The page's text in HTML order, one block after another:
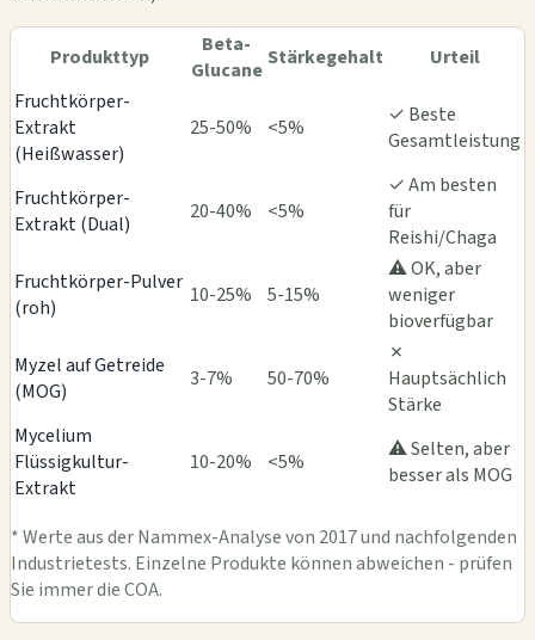
Produkttyp
Beta-
Glucane Stärkegehalt
Urteil
Fruchtkörper-
Extrakt
(Heißwasser)
25-50% <5%
✓ Beste
Gesamtleistung
Fruchtkörper-
Extrakt (Dual)
20-40% <5%
✓ Am besten
für
Reishi/Chaga
Fruchtkörper-Pulver
(roh)
10-25% 5-15%
⚠️ OK, aber
weniger
bioverfügbar
Myzel auf Getreide
(MOG)
3-7% 50-70%
✗
Hauptsächlich
Stärke
Mycelium
Flüssigkultur-
Extrakt
10-20% <5%
⚠️ Selten, aber
besser als MOG
* Werte aus der Nammex-Analyse von 2017 und nachfolgenden
Industrietests. Einzelne Produkte können abweichen - prüfen
Sie immer die COA.